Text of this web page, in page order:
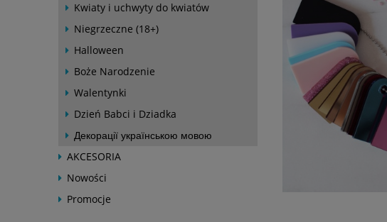
Kwiaty i uchwyty do kwiatów
Niegrzeczne (18+)
Halloween
Boże Narodzenie
Walentynki
Dzień Babci i Dziadka
Декорації українською мовою
AKCESORIA
Nowości
Promocje